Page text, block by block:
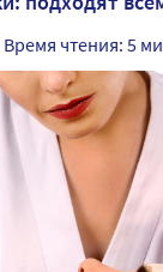
Время чтения: 5